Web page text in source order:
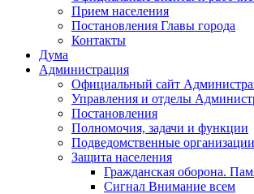
Прием населения
Постановления Главы города
Контакты
Дума
Администрация
Официальный сайт
Управления и отделы
Постановления
Полномочия, задачи и функции
Подведомственные организации
Защита населения
Гражданская оборона.
Сигнал Внимание всем